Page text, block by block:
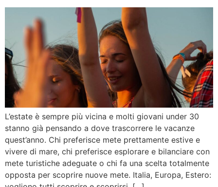
L’estate è sempre più vicina e molti giovani under 30
stanno già pensando a dove trascorrere le vacanze
quest’anno. Chi preferisce mete prettamente estive e
vivere di mare, chi preferisce esplorare e bilanciare con
mete turistiche adeguate o chi fa una scelta totalmente
opposta per scoprire nuove mete. Italia, Europa, Estero: